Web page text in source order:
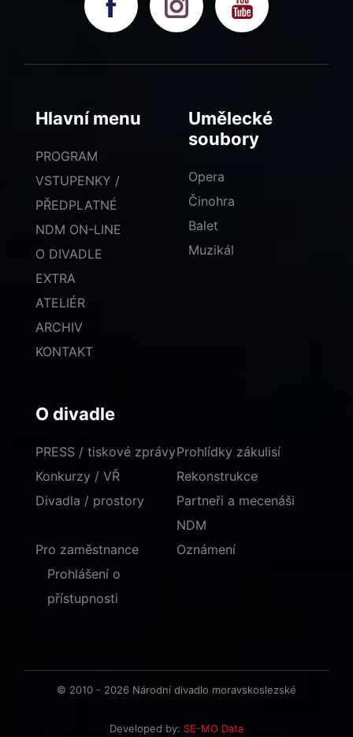
Hlavní menu
PROGRAM
VSTUPENKY /
PŘEDPLATNÉ
NDM ON-LINE
O DIVADLE
EXTRA
ATELIÉR
ARCHIV
KONTAKT
Umělecké
soubory
Opera
Činohra
Balet
Muzikál
O divadle
PRESS / tiskové zprávy
Konkurzy / VŘ
Divadla / prostory
Prohlídky zákulisí
Rekonstrukce
Partneři a mecenáši
NDM
Pro zaměstnance
Oznámení
Prohlášení o
přístupnosti
© 2010 - 2026 Národní divadlo moravskoslezské
Developed by: SE-MO Data